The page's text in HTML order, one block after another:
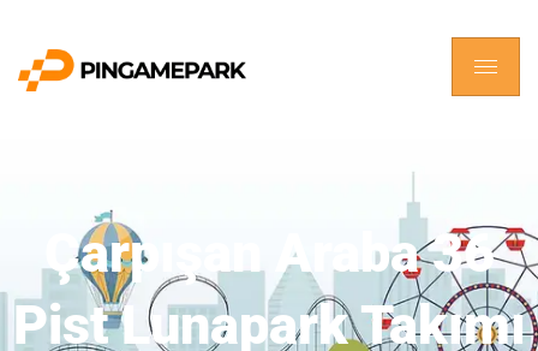
Çarpışan Araba 36
Pist Lunapark Takımı